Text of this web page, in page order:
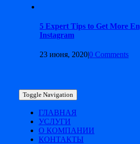
5 Expert Tips to Get More
Instagram
23 июня, 2020|0 Comments
Toggle Navigation
ГЛАВНАЯ
УСЛУГИ
О КОМПАНИИ
КОНТАКТЫ